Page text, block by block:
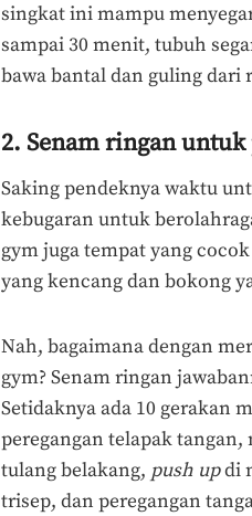
singkat ini mampu
sampai 30 menit, tubuh
bawa bantal dan guling dari
2. Senam ringan
Saking pendeknya waktu
kebugaran untuk
gym juga tempat yang
yang kencang dan bokong
Nah, bagaimana dengan
gym? Senam ringan
Setidaknya ada 10 gerakan
peregangan telapak
tulang belakang, push updi
trisep, dan peregangan